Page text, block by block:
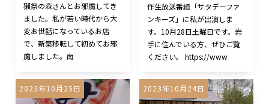
獺祭の森さんとお邪魔してき
ました。私が若い時代から大
変お世話になっているお店
で、新築移転して初めてお邪
魔しました。南
作生放送番組「サタデーファ
ンキーズ」に私が出演しま
す。10月28日土曜日です。岩
手に住んでいる方、ぜひご覧
ください。 https://www
2023年10月25日 2023年10月24日